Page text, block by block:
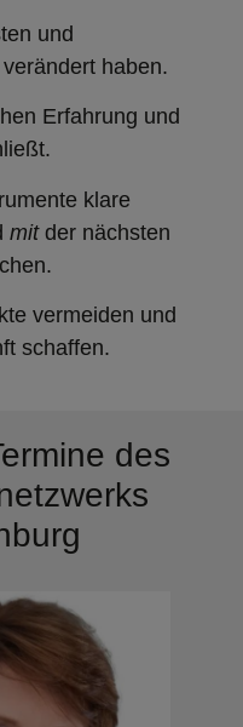
und
haben.
Erfahrung und
klare
mitder nächsten
vermeiden und
schaffen.
des